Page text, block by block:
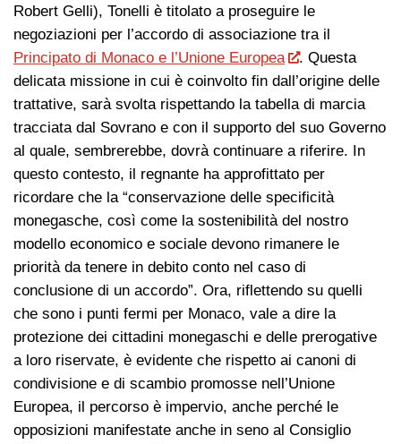
Robert Gelli), Tonelli è titolato a proseguire le
negoziazioni per l’accordo di associazione tra il
Principato di Monaco e l’Unione Europea
. Questa
delicata missione in cui è coinvolto fin dall’origine delle
trattative, sarà svolta rispettando la tabella di marcia
tracciata dal Sovrano e con il supporto del suo Governo
al quale, sembrerebbe, dovrà continuare a riferire. In
questo contesto, il regnante ha approfittato per
ricordare che la “conservazione delle specificità
monegasche, così come la sostenibilità del nostro
modello economico e sociale devono rimanere le
priorità da tenere in debito conto nel caso di
conclusione di un accordo”. Ora, riflettendo su quelli
che sono i punti fermi per Monaco, vale a dire la
protezione dei cittadini monegaschi e delle prerogative
a loro riservate, è evidente che rispetto ai canoni di
condivisione e di scambio promosse nell’Unione
Europea, il percorso è impervio, anche perché le
opposizioni manifestate anche in seno al Consiglio